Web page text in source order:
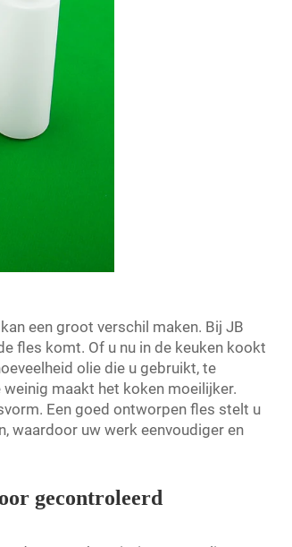
een groot verschil maken. Bij JB
fles komt. Of u nu in de keuken kookt
olie die u gebruikt, te
maakt het koken moeilijker.
Een goed ontworpen fles stelt u
waardoor uw werk eenvoudiger en
gecontroleerd